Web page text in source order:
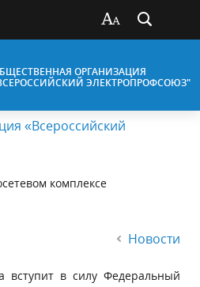
ОРГАНИЗАЦИЯ
ЭЛЕКТРОПРОФСОЮЗ"
«Всероссийский
комплексе
Новости
вступит в силу Федеральный